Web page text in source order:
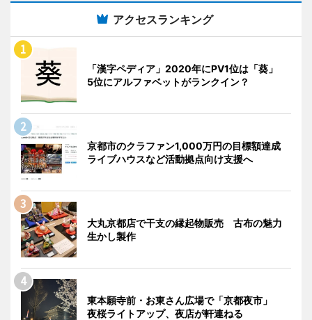
アクセスランキング
「漢字ペディア」2020年にPV1位は「葵」
5位にアルファベットがランクイン？
京都市のクラファン1,000万円の目標額達成
ライブハウスなど活動拠点向け支援へ
大丸京都店で干支の縁起物販売 古布の魅力
生かし製作
東本願寺前・お東さん広場で「京都夜市」
夜桜ライトアップ、夜店が軒連ねる